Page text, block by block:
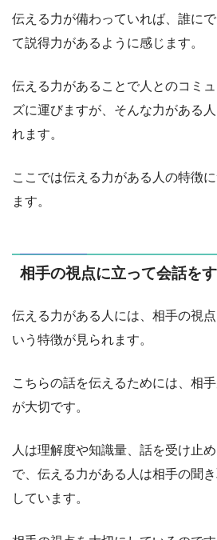
伝える力が備わっていれば、誰に
て説得力があるように感じます。
伝える力があることで人とのコミ
ズに運びますが、そんな力がある
れます。
ここでは伝える力がある人の特徴
ます。
相手の視点に立って会話を
伝える力がある人には、相手の視
いう特徴が見られます。
こちらの話を伝えるためには、相
が大切です。
人は理解度や知識量、話を受け止
で、伝える力がある人は相手の聞
しています。